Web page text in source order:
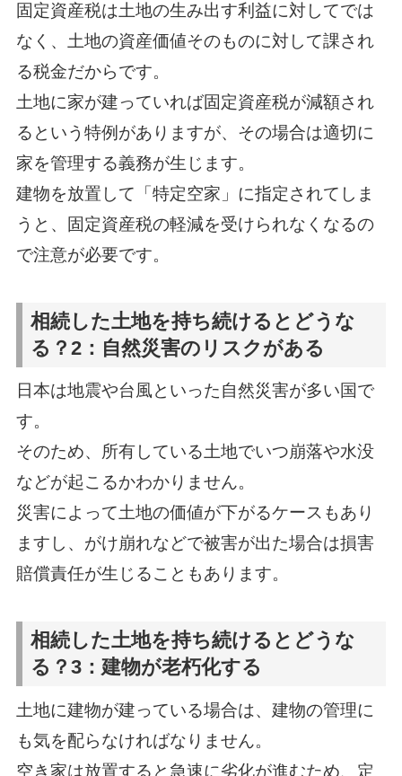
固定資産税は土地の生み出す利益に対してでは
なく、土地の資産価値そのものに対して課され
る税金だからです。
土地に家が建っていれば固定資産税が減額され
るという特例がありますが、その場合は適切に
家を管理する義務が生じます。
建物を放置して「特定空家」に指定されてしま
うと、固定資産税の軽減を受けられなくなるの
で注意が必要です。
相続した土地を持ち続けるとどうな
る？2：自然災害のリスクがある
日本は地震や台風といった自然災害が多い国で
す。
そのため、所有している土地でいつ崩落や水没
などが起こるかわかりません。
災害によって土地の価値が下がるケースもあり
ますし、がけ崩れなどで被害が出た場合は損害
賠償責任が生じることもあります。
相続した土地を持ち続けるとどうな
る？3：建物が老朽化する
土地に建物が建っている場合は、建物の管理に
も気を配らなければなりません。
空き家は放置すると急速に劣化が進むため、定